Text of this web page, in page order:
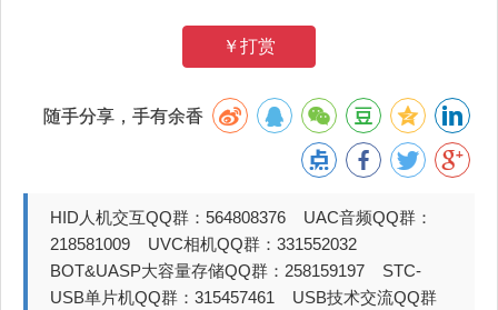
￥打赏
随手分享，手有余香
HID人机交互QQ群：564808376 UAC音频QQ群：
218581009 UVC相机QQ群：331552032
BOT&UASP大容量存储QQ群：258159197 STC-
USB单片机QQ群：315457461 USB技术交流QQ群